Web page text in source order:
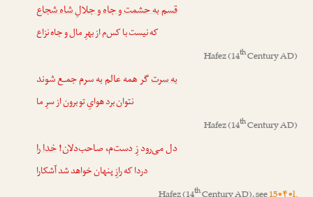
قسم به حشمت و جاه و جلالِ شاه شجاع
که نیست با کس‌م از بهرِ مال و جاه نزاع
Hafez(14thCentury AD)
به سرتگر همه عالم به سرم جمـع شوند
نتوان برد هوایِ تو برون از سرِ ما
Hafez(14thCentury AD)
دل می‌رود زِ دست‌م، صاحب‌دلان!خدا را
دردا که رازِ پنهان خواهد شد آشکارا
th